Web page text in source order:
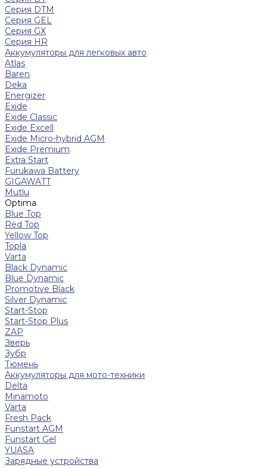
Серия DTM
Серия GEL
Серия GХ
Серия HR
Аккумуляторы для легковых авто
Atlas
Baren
Deka
Energizer
Exide
Exide Classic
Exide Excell
Exide Micro-hybrid AGM
Exide Premium
Extra Start
Furukawa Battery
GIGAWATT
Mutlu
Optima
Blue Top
Red Top
Yellow Top
Topla
Varta
Black Dynamic
Blue Dynamic
Promotive Black
Silver Dynamic
Start-Stop
Start-Stop Plus
ZAP
Зверь
Зубр
Тюмень
Аккумуляторы для мото-техники
Delta
Minamoto
Varta
Fresh Pack
Funstart AGM
Funstart Gel
YUASA
Зарядные устройства